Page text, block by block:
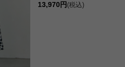
13,970円 (税込)